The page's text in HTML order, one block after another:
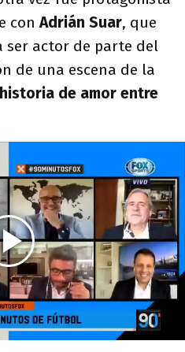
conAdrián Suar, que
ser actor de parte del
de una escena de la
historia de amor entre